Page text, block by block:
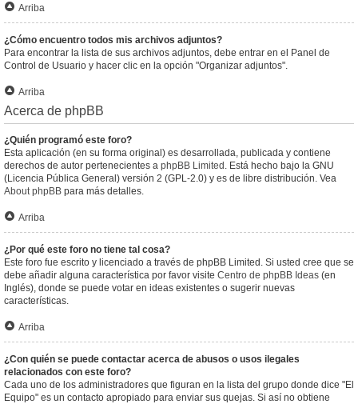
Arriba
¿Cómo encuentro todos mis archivos adjuntos?
Para encontrar la lista de sus archivos adjuntos, debe entrar en el Panel de
Control de Usuario y hacer clic en la opción "Organizar adjuntos".
Arriba
Acerca de phpBB
¿Quién programó este foro?
Esta aplicación (en su forma original) es desarrollada, publicada y contiene
derechos de autor pertenecientes a phpBB Limited . Está hecho bajo la GNU
(Licencia Pública General) versión 2 (GPL-2.0) y es de libre distribución. Vea
About phpBB para más detalles.
Arriba
¿Por qué este foro no tiene tal cosa?
Este foro fue escrito y licenciado a través de phpBB Limited. Si usted cree que se
debe añadir alguna característica por favor visite Centro de phpBB Ideas (en
Inglés), donde se puede votar en ideas existentes o sugerir nuevas
características.
Arriba
¿Con quién se puede contactar acerca de abusos o usos ilegales
relacionados con este foro?
Cada uno de los administradores que figuran en la lista del grupo donde dice "El
Equipo" es un contacto apropiado para enviar sus quejas. Si así no obtiene